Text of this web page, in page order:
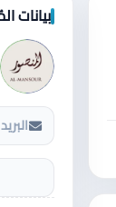
بيانات